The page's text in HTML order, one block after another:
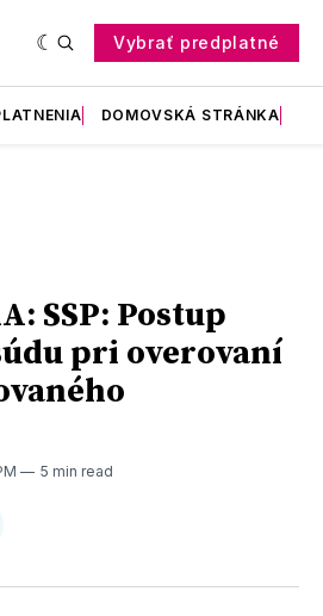
Vybrať predplatné
DOMOVSKÁ STRÁNKA
SSP: Postup
pri overovaní
5 min read